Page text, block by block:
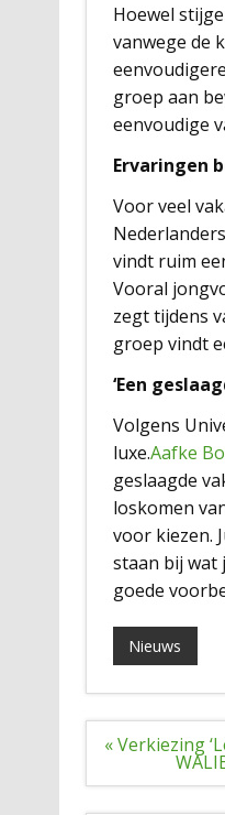
Hoewel
vanwege de
groep aan
eenvoudige
Ervaringen
Voor veel
vindt ruim
Vooral
zegt tijdens
groep vindt
‘Een
Volgens
luxe.Aafke
geslaagde
loskomen
voor kiezen.
staan bij wat
goede
Nieuws
Bericht
navigatie
« Verkiezing